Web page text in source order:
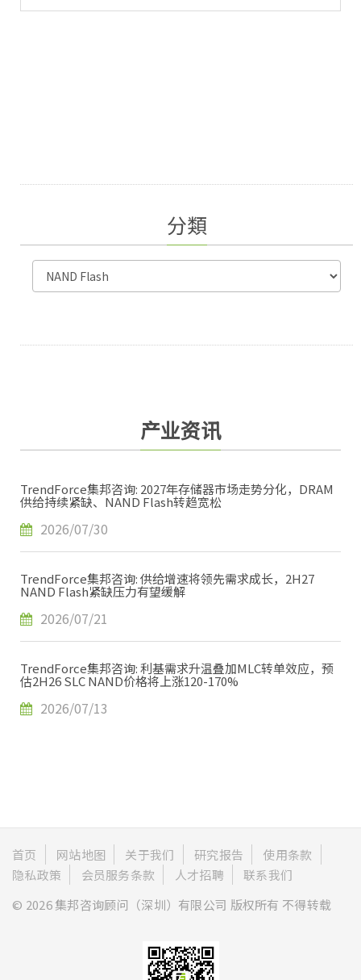
分類
产业资讯
TrendForce集邦咨询: 2027年存储器市场走势分化，DRAM
供给持续紧缺、NAND Flash转趋宽松
2026/07/30
TrendForce集邦咨询: 供给增速将领先需求成长，2H27
NAND Flash紧缺压力有望缓解
2026/07/21
TrendForce集邦咨询: 利基需求升温叠加MLC转单效应，预
估2H26 SLC NAND价格将上涨120-170%
2026/07/13
首页 网站地图 关于我们 研究报告
使用条款
隐私政策
会员服务条款 人才招聘
联系我们
© 2026 集邦咨询顾问（深圳）有限公司 版权所有 不得转载